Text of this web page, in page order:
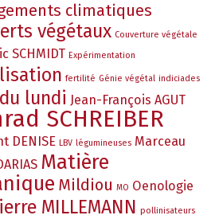
climatiques
végétaux Couverture végétale
SCHMIDT Expérimentation
fertilité Génie végétal indiciades
lundi Jean-François AGUT
SCHREIBER
DENISE LBV légumineuses Marceau
Matière
Mildiou MO Oenologie
MILLEMANN pollinisateurs